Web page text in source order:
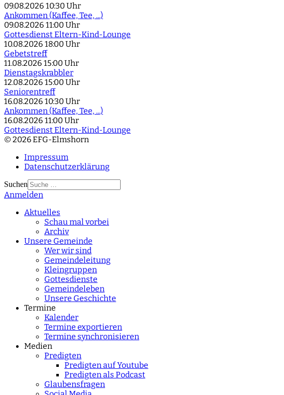
09.08.2026 10:30 Uhr
Ankommen (Kaffee, Tee, ...)
09.08.2026 11:00 Uhr
Gottesdienst Eltern-Kind-Lounge
10.08.2026 18:00 Uhr
Gebetstreff
11.08.2026 15:00 Uhr
Dienstagskrabbler
12.08.2026 15:00 Uhr
Seniorentreff
16.08.2026 10:30 Uhr
Ankommen (Kaffee, Tee, ...)
16.08.2026 11:00 Uhr
Gottesdienst Eltern-Kind-Lounge
© 2026 EFG-Elmshorn
Impressum
Datenschutzerklärung
Suchen
Type 2 or more
Anmelden
Aktuelles
Schau mal vorbei
Archiv
Unsere Gemeinde
Wer wir sind
Gemeindeleitung
Kleingruppen
Gottesdienste
Gemeindeleben
Unsere Geschichte
Termine
Kalender
Termine exportieren
Termine synchronisieren
Medien
Predigten
Predigten auf Youtube
Predigten als Podcast
Glaubensfragen